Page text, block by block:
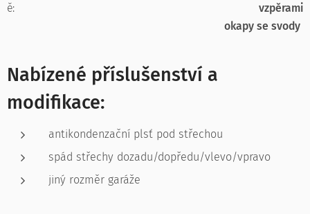
ě:
vzpěrami
okapy se svody
Nabízené příslušenství a
modifikace:
antikondenzační plsť pod střechou
spád střechy dozadu/dopředu/vlevo/vpravo
jiný rozměr garáže